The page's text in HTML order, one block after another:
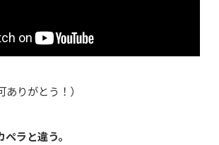
ありがとう！）
ラと違う。